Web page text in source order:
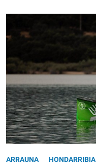
ARRAUNA HONDARRIBIA